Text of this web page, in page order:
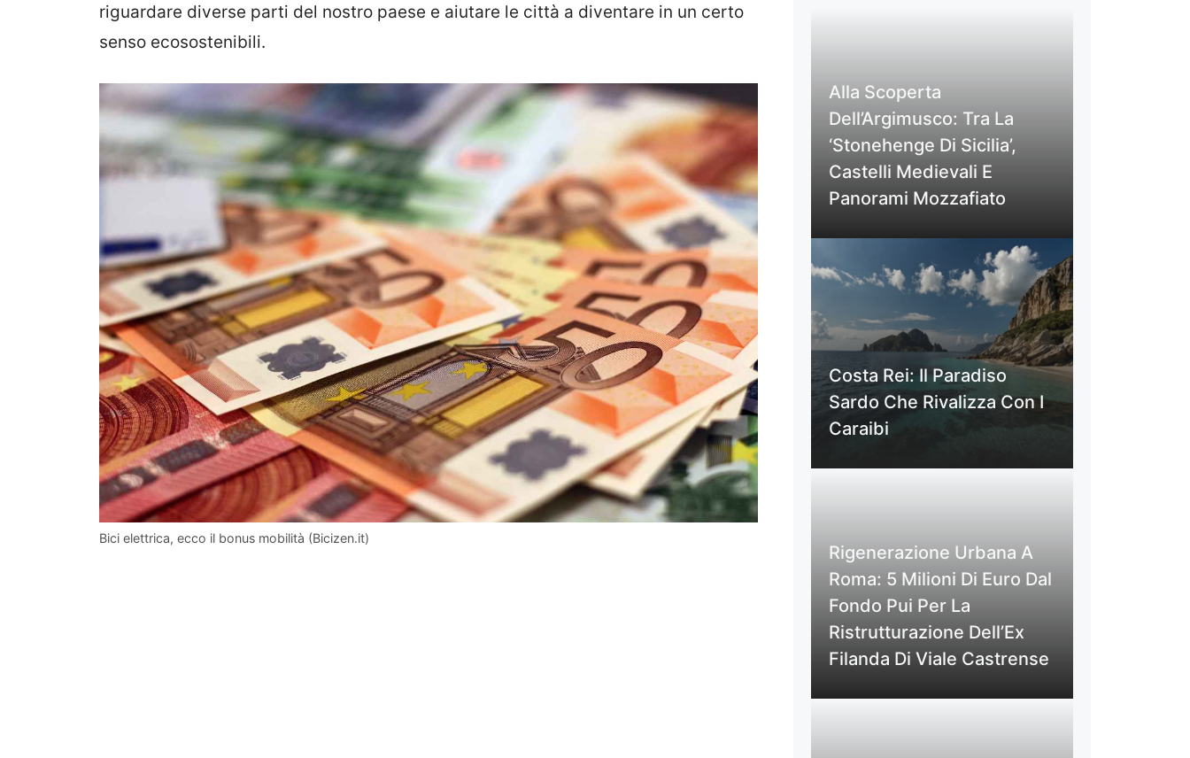
riguardare diverse parti del nostro paese e aiutare le città a diventare in un certo
senso ecosostenibili.
Bici elettrica, ecco il bonus mobilità (Bicizen.it)
Alla Scoperta
Dell’Argimusco: Tra La
‘Stonehenge Di Sicilia’,
Castelli Medievali E
Panorami Mozzafiato
Costa Rei: Il Paradiso
Sardo Che Rivalizza Con I
Caraibi
Rigenerazione Urbana A
Roma: 5 Milioni Di Euro Dal
Fondo Pui Per La
Ristrutturazione Dell’Ex
Filanda Di Viale Castrense